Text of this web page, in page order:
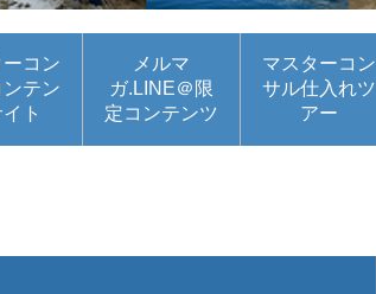
コン
テン
ト
メルマ
ガ.LINE＠限
定コンテンツ
マスターコン
サル仕入れツ
アー